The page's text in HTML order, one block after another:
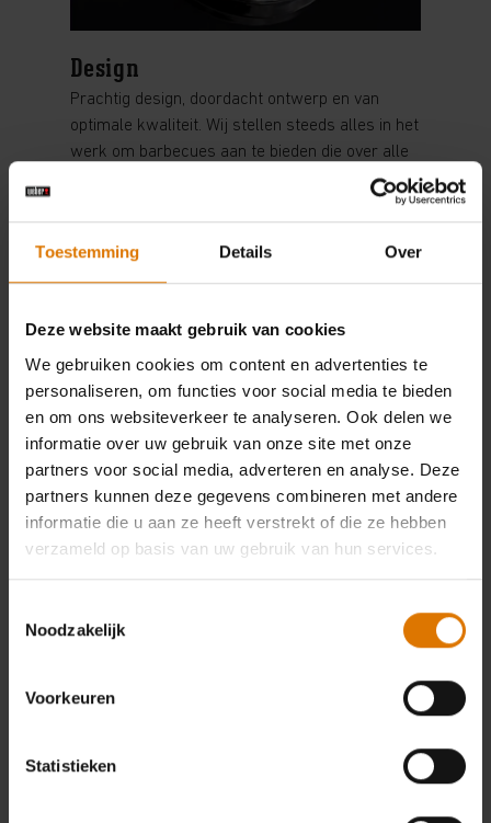
Toestemming Details Over
Deze website maakt gebruik van cookies
We gebruiken cookies om content en advertenties te
personaliseren, om functies voor social media te bieden
en om ons websiteverkeer te analyseren. Ook delen we
informatie over uw gebruik van onze site met onze
partners voor social media, adverteren en analyse. Deze
partners kunnen deze gegevens combineren met andere
informatie die u aan ze heeft verstrekt of die ze hebben
verzameld op basis van uw gebruik van hun services.
Noodzakelijk
Voorkeuren
Statistieken
Design
Prachtig design, doordacht ontwerp en van
optimale kwaliteit. Wij stellen steeds alles in het
werk om barbecues aan te bieden die over alle
Meer informatie
Veiligheid
Gas, houtskool of elektrisch? Bij elke barbecue
van Weber staat veiligheid op nummer 1. En
dankzij onze accessoires verhoog je jouw